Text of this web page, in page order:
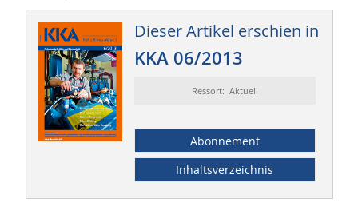
Dieser Artikel erschien in
KKA 06/2013
Ressort: Aktuell
Abonnement
Inhaltsverzeichnis